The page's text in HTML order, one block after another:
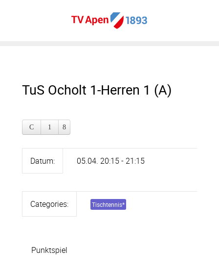
TuS Ocholt 1-Herren 1 (A)
Datum: 05.04. 20:15 - 21:15
Categories: Tischtennis*
Punktspiel